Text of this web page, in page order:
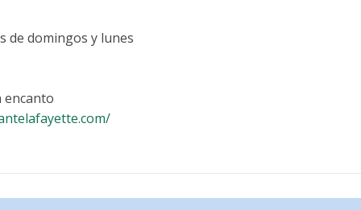
de domingos y lunes
encanto